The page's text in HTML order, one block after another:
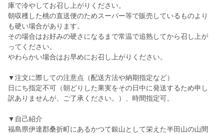
庫で冷やしてお召し上がりください。
朝収穫した桃の直送便のためスーパー等で販売しているものより
も硬い場合があります。
その場合はお好みの硬さになるまで常温で追熟してから召し上が
ってください。
やわらかい場合はお早めにお召し上がりください。
▼注文に際しての注意点（配送方法や納期指定など）
日にち指定不可（朝どりした果実をその日中に発送するため申し
訳ありませんが、ご了承ください。）、時間指定可。
▼自己紹介
福島県伊達郡桑折町にあるかつて銀山として栄えた半田山の山間